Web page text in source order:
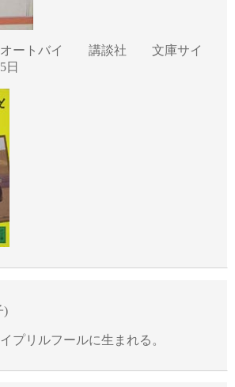
オートバイ 講談社 文庫サイ
)
プリルフールに生まれる。